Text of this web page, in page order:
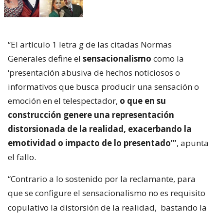
“El artículo 1 letra g de las citadas Normas
Generales define el sensacionalismo como la
‘presentación abusiva de hechos noticiosos o
informativos que busca producir una sensación o
emoción en el telespectador, o que en su
construcción genere una representación
distorsionada de la realidad, exacerbando la
emotividad o impacto de lo presentado’”, apunta
el fallo.
“Contrario a lo sostenido por la reclamante, para
que se configure el sensacionalismo no es requisito
copulativo la distorsión de la realidad, bastando la